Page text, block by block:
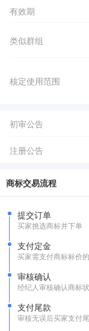
有效期
类似群组
核定使用范围
初审公告
注册公告
商标交易流程
提交订单
买家挑选商标并下单
支付定金
买家需支付商标标价
审核确认
经纪人审核确认商标
支付尾款
审核无误后买家支付